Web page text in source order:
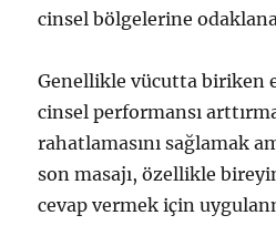
cinsel bölgelerine
Genellikle vücutta biriken
cinsel performansı
rahatlamasını sağlamak
son masajı, özellikle
cevap vermek için